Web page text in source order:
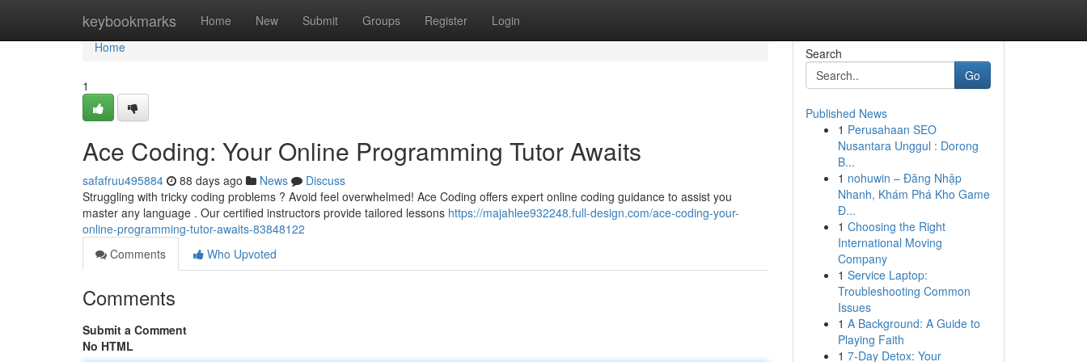
keybookmarks Home New Submit Groups Register Login
Home
Home
1
Ace Coding: Your Online Programming Tutor Awaits
safafruu495884 88 days ago News
Discuss
Struggling with tricky coding problems ? Avoid feel overwhelmed! Ace Coding offers expert online coding guidance to assist you
master any language . Our certified instructors provide tailored lessons https://majahlee932248.full-design.com/ace-coding-your-
online-programming-tutor-awaits-83848122
Comments
Who Upvoted
Comments
Submit a Comment
No HTML
Search
Go
Published News
1 Perusahaan SEO
Nusantara Unggul : Dorong
B...
1 nohuwin – Đăng Nhập
Nhanh, Khám Phá Kho Game
Đ...
1 Choosing the Right
International Moving
Company
1 Service Laptop:
Troubleshooting Common
Issues
1 A Background: A Guide to
Playing Faith
1 7-Day Detox: Your